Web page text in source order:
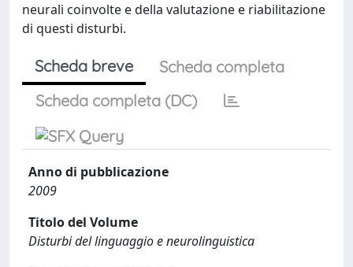
neurali coinvolte e della valutazione e riabilitazione
di questi disturbi.
Scheda breve
Scheda completa
Scheda completa (DC)
Anno di pubblicazione
2009
Titolo del Volume
Disturbi del linguaggio e neurolinguistica